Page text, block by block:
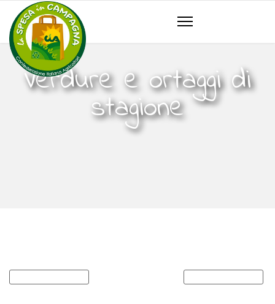
Verdure e ortaggi di
stagione